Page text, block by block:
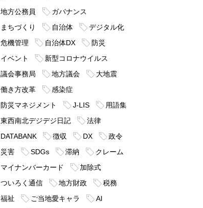
地方公務員
ガバナンス
まちづくり
自治体
デジタル化
危機管理
自治体DX
防災
イベント
新型コロナウイルス
議会事務局
地方議会
大地震
働き方改革
感染症
防災マネジメント
J-LIS
用語集
東西南北デジデジ日記
法律
DATABANK
徴収 DX
政令
災害
SDGs 滞納
クレーム
マイナンバーカード
加除式
ついろく通信
地方財政
税務
福祉
ご当地愛キャラ
AI